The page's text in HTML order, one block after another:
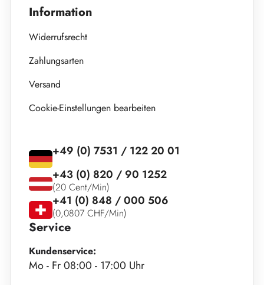
Information
Widerrufsrecht
Zahlungsarten
Versand
Cookie-Einstellungen bearbeiten
Service
Kundenservice:
Mo - Fr 08:00 - 17:00 Uhr
+49 (0) 7531 / 122 20 01
+43 (0) 820 / 90 1252
(20 Cent/Min)
+41 (0) 848 / 000 506
(0,0807 CHF/Min)